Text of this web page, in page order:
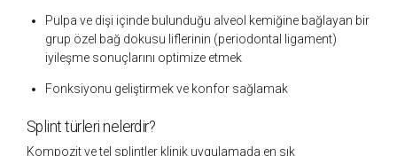
Pulpa ve dişi içinde bulunduğu alveol kemiğine bağlayan bir
grup özel bağ dokusu liflerinin (periodontal ligament)
iyileşme sonuçlarını optimize etmek
Fonksiyonu geliştirmek ve konfor sağlamak
Splint türleri nelerdir?
Kompozit ve tel splintler klinik uygulamada en sık